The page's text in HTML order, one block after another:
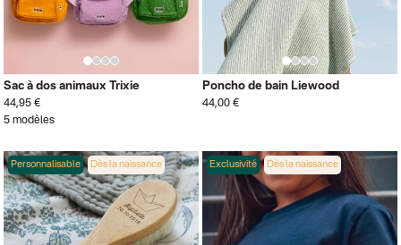
Sac à dos animaux Trixie
44,95 €
5 modèles
Poncho de bain Liewood
44,00 €
Dès la naissance
Personnalisable Dès la naissance
Exclusivité